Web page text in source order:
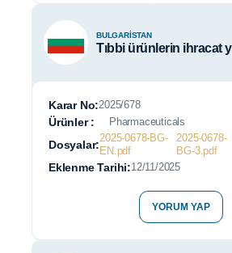
BULGARISTAN
Tıbbi ürünlerin ihracat
Karar No:2025/678
Ürünler : Pharmaceuticals
Dosyalar:
2025-0678-BG-
EN.pdf
2025-0678-
BG-3.pdf
Eklenme Tarihi:12/11/2025
YORUM YAP